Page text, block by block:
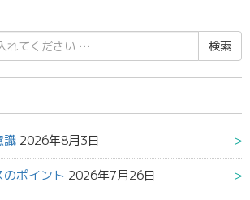
識 2026年8月3日
ポイント 2026年7月26日